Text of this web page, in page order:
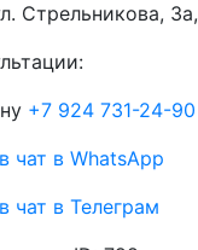
Стрельникова,
+7 924 731-24-90
чат в WhatsApp
чат в Телеграм